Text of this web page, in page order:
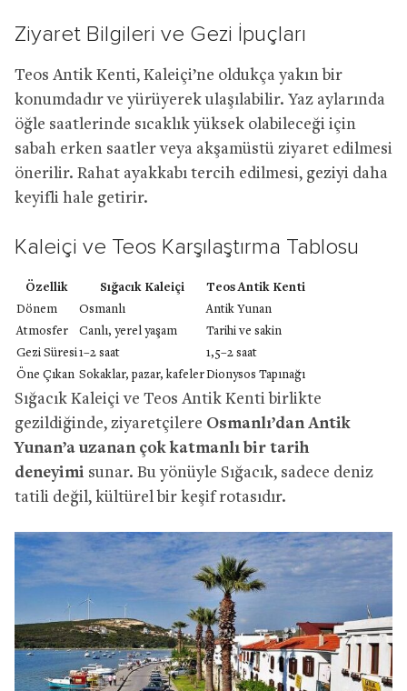
Ziyaret Bilgileri ve Gezi İpuçları
Teos Antik Kenti, Kaleiçi’ne oldukça yakın bir
konumdadır ve yürüyerek ulaşılabilir. Yaz aylarında
öğle saatlerinde sıcaklık yüksek olabileceği için
sabah erken saatler veya akşamüstü ziyaret edilmesi
önerilir. Rahat ayakkabı tercih edilmesi, geziyi daha
keyifli hale getirir.
Kaleiçi ve Teos Karşılaştırma Tablosu
Özellik Sığacık Kaleiçi
Teos Antik Kenti
Dönem
Osmanlı
Antik Yunan
Atmosfer
Canlı, yerel yaşam
Tarihi ve sakin
Gezi Süresi1–2 saat
1,5–2 saat
Öne Çıkan Sokaklar, pazar, kafelerDionysos Tapınağı
Sığacık Kaleiçi ve Teos Antik Kenti birlikte
gezildiğinde, ziyaretçilere Osmanlı’dan Antik
Yunan’a uzanan çok katmanlı bir tarih
deneyimi sunar. Bu yönüyle Sığacık, sadece deniz
tatili değil, kültürel bir keşif rotasıdır.